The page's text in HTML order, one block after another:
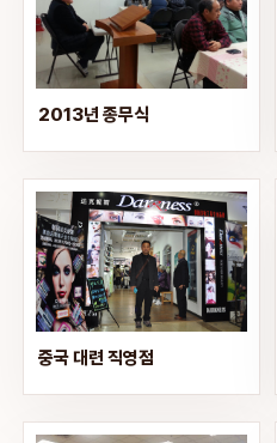
2013년 종무식
중국 대련 직영점